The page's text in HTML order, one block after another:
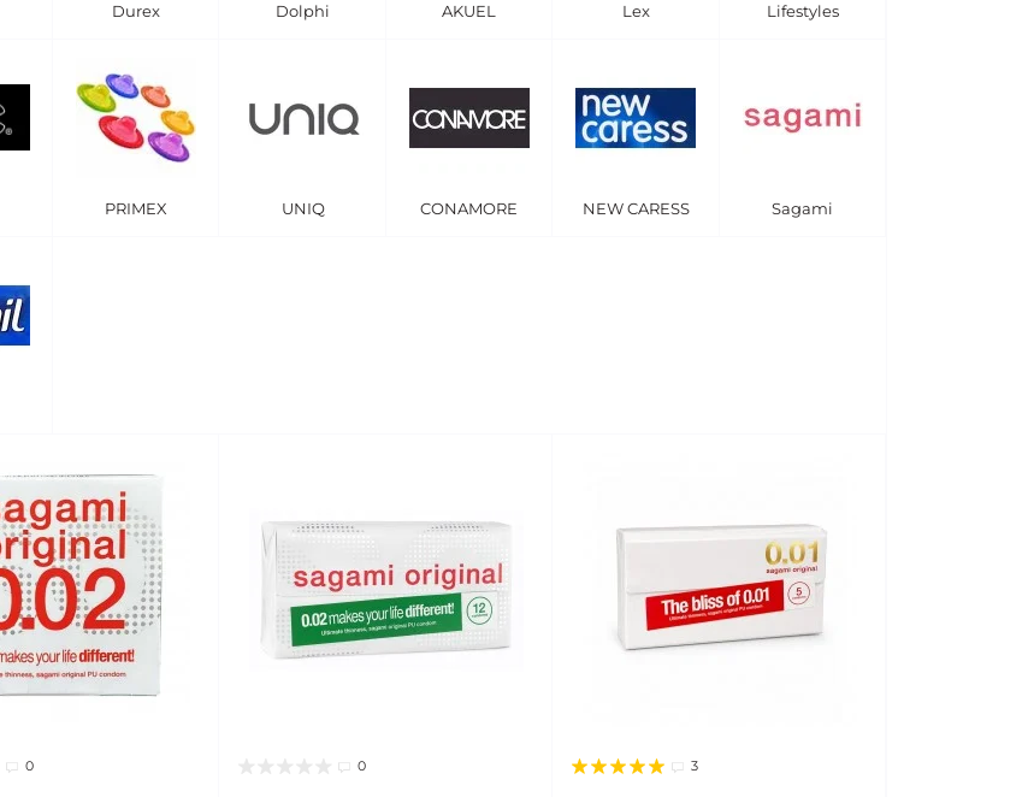
Durex Dolphi AKUEL Lex Lifestyles
PRIMEX UNIQ CONAMORE NEW CARESS Sagami
0 0 3